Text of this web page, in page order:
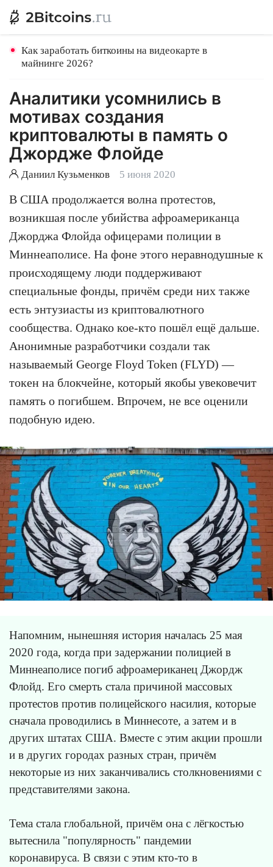
Как заработать биткоины на видеокарте в
майнинге 2026?
Аналитики усомнились в
мотивах создания
криптовалюты в память о
Джордже Флойде
Даниил Кузьменков 5 июня 2020
В США продолжается волна протестов,
возникшая после убийства афроамериканца
Джорджа Флойда офицерами полиции в
Миннеаполисе. На фоне этого неравнодушные к
происходящему люди поддерживают
специальные фонды, причём среди них также
есть энтузиасты из криптовалютного
сообщества. Однако кое-кто пошёл ещё дальше.
Анонимные разработчики создали так
называемый George Floyd Token (FLYD) —
токен на блокчейне, который якобы увековечит
память о погибшем. Впрочем, не все оценили
подобную идею.
Напомним, нынешняя история началась 25 мая
2020 года, когда при задержании полицией в
Миннеаполисе погиб афроамериканец Джордж
Флойд. Его смерть стала причиной массовых
протестов против полицейского насилия, которые
сначала проводились в Миннесоте, а затем и в
других штатах США. Вместе с этим акции прошли
и в других городах разных стран, причём
некоторые из них заканчивались столкновениями с
представителями закона.
Тема стала глобальной, причём она с лёгкостью
вытеснила "популярность" пандемии
коронавируса. В связи с этим кто-то в